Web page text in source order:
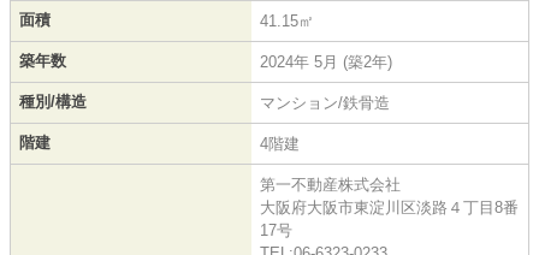
面積 41.15㎡
築年数 2024年 5月 (築2年)
種別/構造 マンション/鉄骨造
階建 4階建
第一不動産株式会社
大阪府大阪市東淀川区淡路４丁目8番
17号